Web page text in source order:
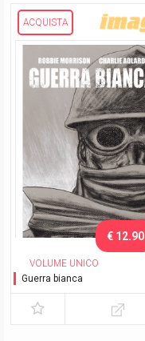
ACQUISTA
VOLUME UNICO
Guerra bianca
€ 12.90